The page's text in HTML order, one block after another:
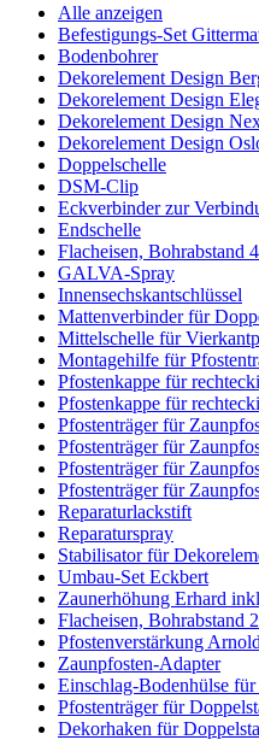
Alle anzeigen
Befestigungs-Set
Bodenbohrer
Dekorelement Design
Dekorelement Design
Dekorelement Design
Dekorelement Design
Doppelschelle
DSM-Clip
Eckverbinder zur
Endschelle
Flacheisen, Bohrabstand
GALVA-Spray
Innensechskantschlüssel
Mattenverbinder für
Mittelschelle für
Montagehilfe für
Pfostenkappe für
Pfostenkappe für
Pfostenträger für
Pfostenträger für
Pfostenträger für
Pfostenträger für
Reparaturlackstift
Reparaturspray
Stabilisator für
Umbau-Set Eckbert
Zaunerhöhung Erhard
Flacheisen, Bohrabstand
Pfostenverstärkung
Zaunpfosten-Adapter
Einschlag-Bodenhülse
Pfostenträger für
Dekorhaken für